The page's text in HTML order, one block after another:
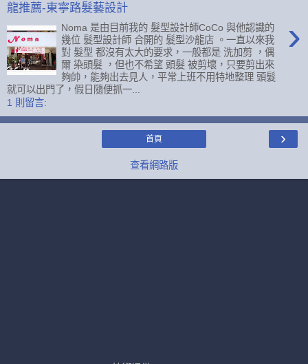
龍推薦-東寧路髮藝設計
›
Noma 是由目前我的 髮型設計師CoCo 與他認識的
幾位 髮型設計師 合開的 髮型沙龍店 。一直以來我
對 髮型 都沒有太大的要求，一般都是 洗加剪 ，偶
爾 染頭髮 ，但也不希望 頭髮 被剪壞，只要剪出來
夠帥，能夠出去見人，平常上班不用特地整理 頭髮
就可以出門了，假日隨便抓一...
1 則留言:
›
首頁
查看網路版